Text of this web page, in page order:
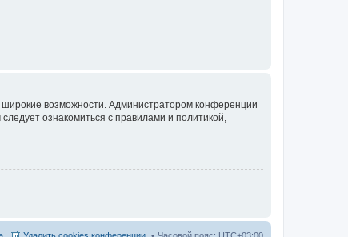
возможности. Администратором конференции
ознакомиться с правилами и политикой,